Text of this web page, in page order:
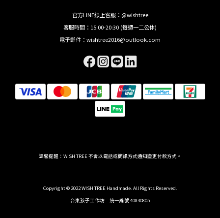
官方LINE線上客服：@wishtree
客服時間：15:00-20:30 (每週一二公休)
電子郵件：wishtree2016@outlook.com
溫馨提醒：WISH TREE 不會以電話或簡訊方式通知變更付款方式。
Copyright © 2022 WISH TREE Handmade. All Rights Reserved.
台東孩子工作坊 統一編號 40830805